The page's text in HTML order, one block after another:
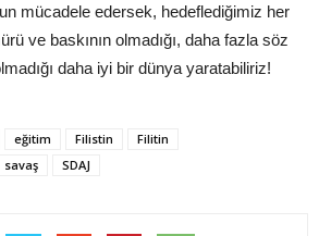
mücadele edersek, hedeflediğimiz her
ve baskının olmadığı, daha fazla söz
daha iyi bir dünya yaratabiliriz!
eğitim Filistin
Filitin
savaş SDAJ